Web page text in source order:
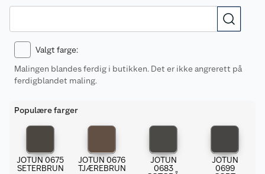
Valgt farge:
Malingen blandes ferdig i butikken. Det er ikke angrerett på
ferdigblandet maling.
Populære farger
JOTUN 0675
SETERBRUN
JOTUN 0676
TJÆREBRUN
JOTUN
0683
JOTUN
0699